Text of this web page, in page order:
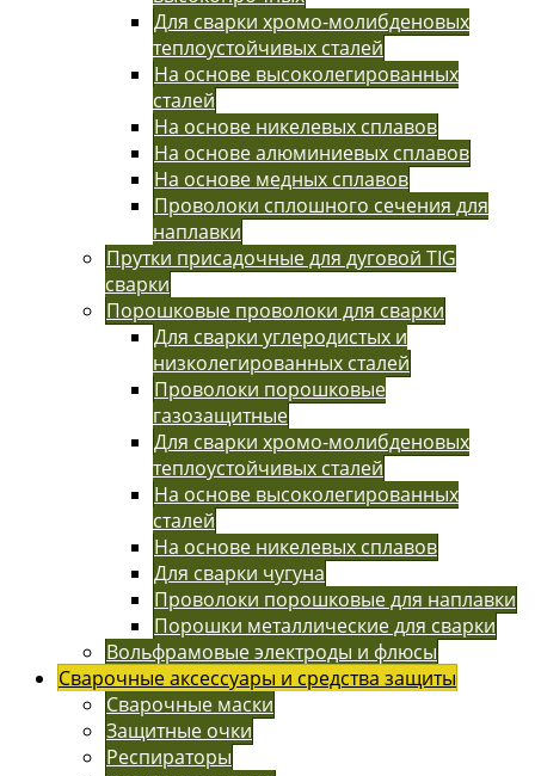
Для сварки хромо-молибденовых
теплоустойчивых сталей
На основе высоколегированных
сталей
На основе никелевых сплавов
На основе алюминиевых сплавов
На основе медных сплавов
Проволоки сплошного сечения для
наплавки
Прутки присадочные для дуговой TIG
сварки
Порошковые проволоки для сварки
Для сварки углеродистых и
низколегированных сталей
Проволоки порошковые
газозащитные
Для сварки хромо-молибденовых
теплоустойчивых сталей
На основе высоколегированных
сталей
На основе никелевых сплавов
Для сварки чугуна
Проволоки порошковые для наплавки
Порошки металлические для сварки
Вольфрамовые электроды и флюсы
Сварочные аксессуары и средства защиты
Сварочные маски
Защитные очки
Респираторы